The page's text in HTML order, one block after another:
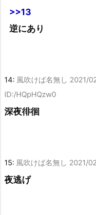
>>13
逆にあり
14: 風吹けば名無し 2021/
ID:/HQpHQzw0
深夜徘徊
15: 風吹けば名無し 2021/
夜逃げ